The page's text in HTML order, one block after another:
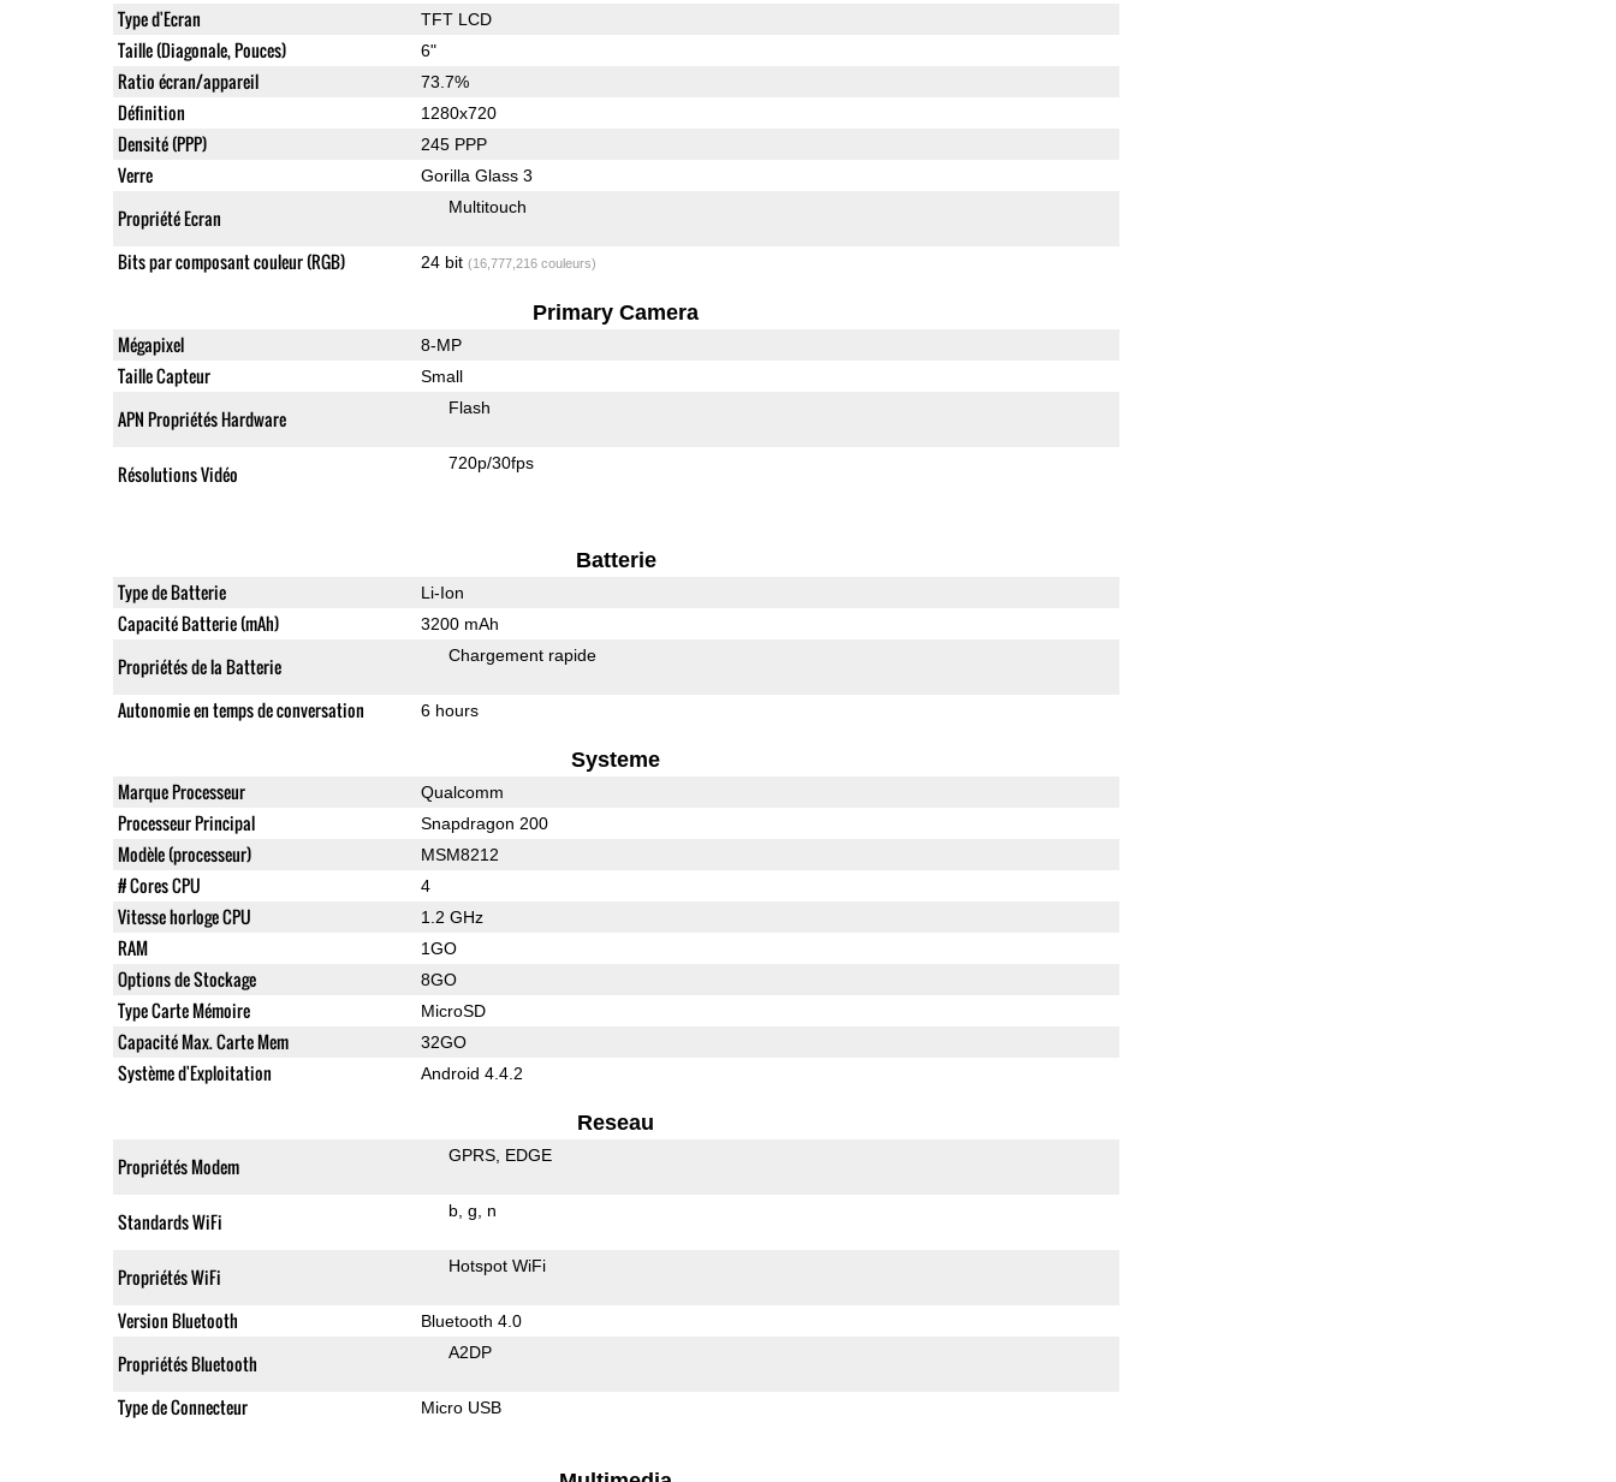
Type d'Ecran TFT LCD
Taille (Diagonale, Pouces) 6"
Ratio écran/appareil 73.7%
Définition 1280x720
Densité (PPP) 245 PPP
Verre Gorilla Glass 3
Propriété Ecran Multitouch
Bits par composant couleur (RGB) 24 bit (16,777,216 couleurs)
Primary Camera
Mégapixel 8-MP
Taille Capteur Small
APN Propriétés Hardware Flash
Résolutions Vidéo 720p/30fps
Batterie
Type de Batterie Li-Ion
Capacité Batterie (mAh) 3200 mAh
Propriétés de la Batterie Chargement rapide
Autonomie en temps de conversation 6 hours
Systeme
Marque Processeur Qualcomm
Processeur Principal Snapdragon 200
Modèle (processeur) MSM8212
# Cores CPU 4
Vitesse horloge CPU 1.2 GHz
RAM 1GO
Options de Stockage 8GO
Type Carte Mémoire MicroSD
Capacité Max. Carte Mem 32GO
Système d'Exploitation Android 4.4.2
Reseau
Propriétés Modem GPRS EDGE
Standards WiFi b g n
Propriétés WiFi Hotspot WiFi
Version Bluetooth Bluetooth 4.0
Propriétés Bluetooth A2DP
Type de Connecteur Micro USB